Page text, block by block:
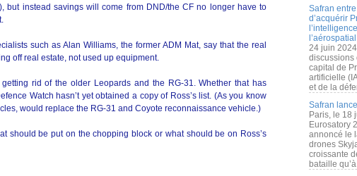
but instead savings will come from DND/the CF no longer have to
such as Alan Williams, the former ADM Mat, say that the real
off real estate, not used up equipment.
rid of the older Leopards and the RG-31. Whether that has
Watch hasn’t yet obtained a copy of Ross’s list. (As you know
would replace the RG-31 and Coyote reconnaissance vehicle.)
should be put on the chopping block or what should be on Ross’s
Safran
d’acquérir
24 juin
discussions
capital de
artificielle
et de la
Safran
Paris, le 18
Eurosatory
annoncé le
drones
croissante
bataille